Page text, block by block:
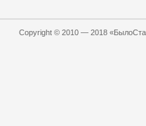
Copyright © 2010 — 2018